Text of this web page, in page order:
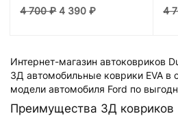
4 700₽ 4 390₽ 4
Интернет-магазин автоковриков
3Д автомобильные коврики EVA в
модели автомобиля Ford по
Преимущества 3Д ковриков